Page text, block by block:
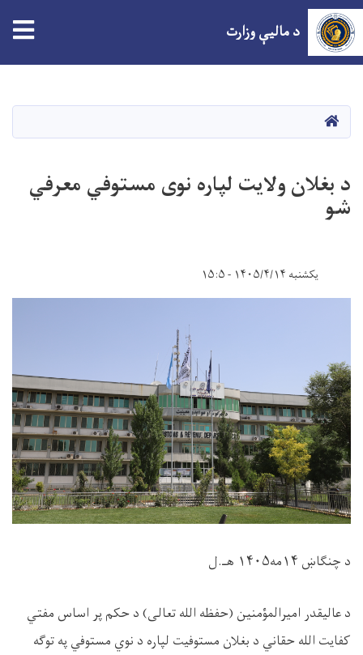
د مالیې وزارت
HOME
د بغلان ولایت لپاره نوی مستوفي معرفي
شو
یکشنبه ۱۴۰۵/۴/۱۴ - ۱۵:۵
د چنګاښ ۱۴مه۱۴۰۵ هـ.ل
د عاليقدر امیرالمؤمنین (حفظه الله تعالی) د حکم پر اساس مفتي
کفایت الله حقاني د بغلان مستوفیت لپاره د نوي مستوفي په توګه